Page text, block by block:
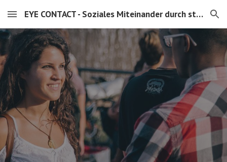
Skip to main content Skip to navigation
EYE CONTACT - Soziales Miteinander durch stille Präsenz